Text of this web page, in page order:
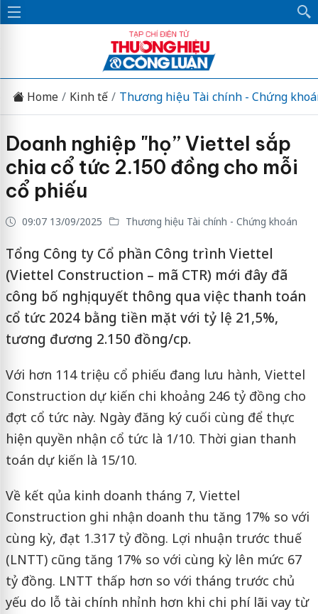
Home Kinh tế Thương hiệu Tài chính - Chứng
Doanh nghiệp "họ” Viettel sắp
chia cổ tức 2.150 đồng cho mỗi
cổ phiếu
09:07 13/09/2025 Thương hiệu Tài chính - Chứng khoán
Tổng Công ty Cổ phần Công trình Viettel
(Viettel Construction – mã CTR) mới đây đã
công bố nghị quyết thông qua việc thanh toán
cổ tức 2024 bằng tiền mặt với tỷ lệ 21,5%,
tương đương 2.150 đồng/cp.
Với hơn 114 triệu cổ phiếu đang lưu hành, Viettel
Construction dự kiến chi khoảng 246 tỷ đồng cho
đợt cổ tức này. Ngày đăng ký cuối cùng để thực
hiện quyền nhận cổ tức là 1/10. Thời gian thanh
toán dự kiến là 15/10.
Về kết qủa kinh doanh tháng 7, Viettel
Construction ghi nhận doanh thu tăng 17% so với
cùng kỳ, đạt 1.317 tỷ đồng. Lợi nhuận trước thuế
(LNTT) cũng tăng 17% so với cùng kỳ lên mức 67
tỷ đồng. LNTT thấp hơn so với tháng trước chủ
yếu do lỗ tài chính nhỉnh hơn khi chi phí lãi vay từ